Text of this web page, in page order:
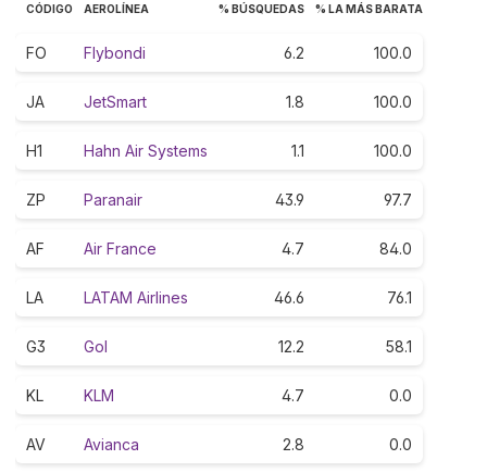
CÓDIGO AEROLÍNEA % BÚSQUEDAS % LA MÁS BARATA
FO Flybondi 6.2 100.0
JA JetSmart 1.8 100.0
H1 Hahn Air Systems 1.1 100.0
ZP Paranair 43.9 97.7
AF Air France 4.7 84.0
LA LATAM Airlines 46.6 76.1
G3 Gol 12.2 58.1
KL KLM 4.7 0.0
AV Avianca 2.8 0.0